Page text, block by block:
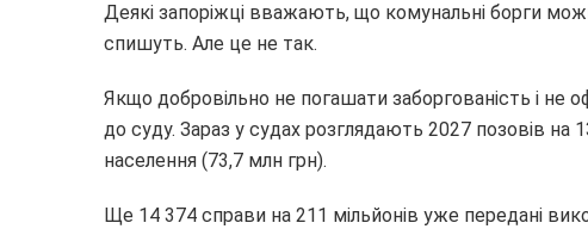
Деякі запоріжці вважають, що комунальні борги
спишуть. Але це не так.
Якщо добровільно не погашати заборгованість і не
до суду. Зараз у судах розглядають 2027 позовів на
населення (73,7 млн грн).
Ще 14 374 справи на 211 мільйонів уже передані